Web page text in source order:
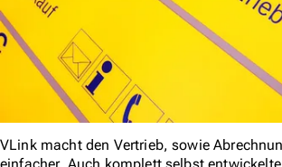
VLink macht den Vertrieb, sowie